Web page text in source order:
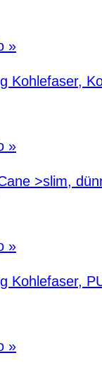
»
Kohlefaser,
»
>slim,
»
Kohlefaser,
»